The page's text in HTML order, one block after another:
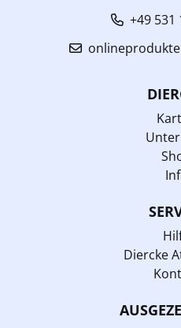
+49 531
Diercke